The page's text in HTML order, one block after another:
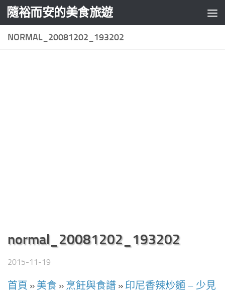
Skip to content
隨裕而安的美食旅遊
NORMAL_20081202_193202
normal_20081202_193202
2015-11-19
首頁 » 美食 » 烹飪與食譜 » 印尼香辣炒麵 – 少見